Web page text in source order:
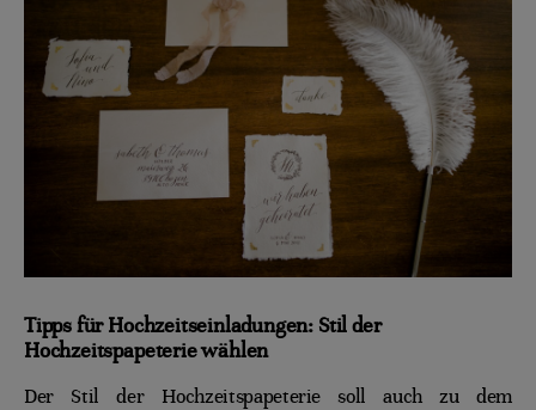
Tipps für Hochzeitseinladungen: Stil der
Hochzeitspapeterie wählen
Der Stil der Hochzeitspapeterie soll auch zu dem